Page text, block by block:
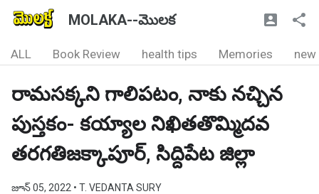
MOLAKA--మొలక
ALL Book Review health tips Memories new
రామసక్కని గాలిపటం, నాకు నచ్చిన
పుస్తకం- కయ్యాల నిఖితతొమ్మిదవ
తరగతిజక్కాపూర్, సిద్దిపేట జిల్లా
జూన్ 05, 2022 • T. VEDANTA SURY